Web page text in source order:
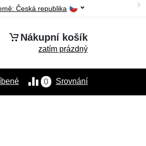
Česká republika
Nákupní košík
zatím prázdný
0 Srovnání